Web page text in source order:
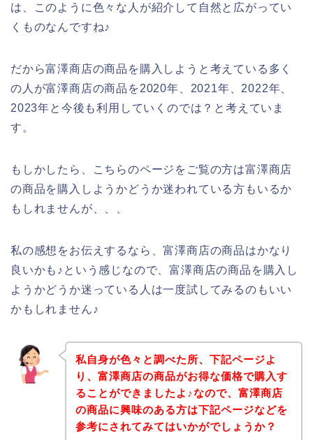
は、このように色々な人が紹介して自然と広がってい
くものなんですね♪
だから富澤商店の商品を購入しようと考えている多く
の人が富澤商店の商品を2020年、2021年、2022年、
2023年と今後も利用していくのでは？と考えていま
す。
もしかしたら、こちらのページをご覧の方は富澤商店
の商品を購入しようかどうか迷われている方もいるか
もしれませんが、、、
私の感想をお伝えするなら、富澤商店の商品はかなり
良いかも♪という感じなので、富澤商店の商品を購入し
ようかどうか迷っている人は一度試してみるのもいい
かもしれません♪
私自身が色々と調べた所、下記ページよ
り、富澤商店の商品がお得な価格で購入す
ることができましたよ♪なので、富澤商店
の商品に興味のある方は下記ページなどを
参考にされてみてはいかがでしょうか？